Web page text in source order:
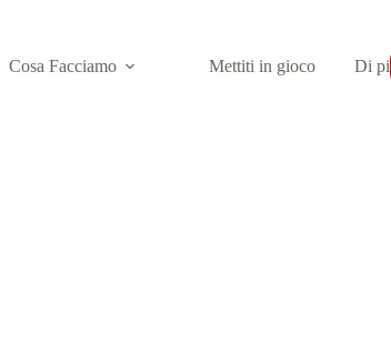
Cosa Facciamo Mettiti in gioco Di più